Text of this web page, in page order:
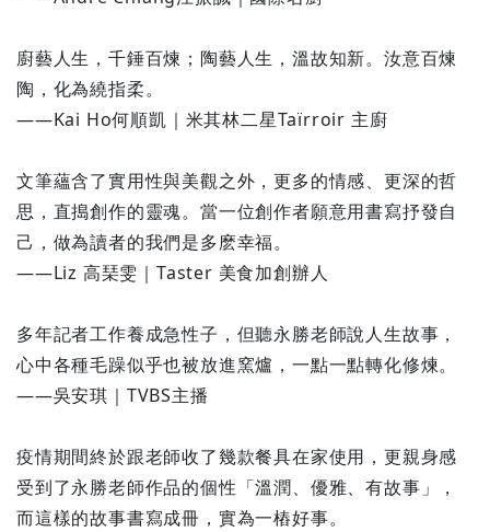
廚藝人生，千錘百煉；陶藝人生，溫故知新。汝意百煉
陶，化為繞指柔。
——Kai Ho何順凱｜米其林二星Taïrroir 主廚
文筆蘊含了實用性與美觀之外，更多的情感、更深的哲
思，直搗創作的靈魂。當一位創作者願意用書寫抒發自
己，做為讀者的我們是多麽幸福。
——Liz 高琹雯｜Taster 美食加創辦人
多年記者工作養成急性子，但聽永勝老師說人生故事，
心中各種毛躁似乎也被放進窯爐，一點一點轉化修煉。
——吳安琪｜TVBS主播
疫情期間終於跟老師收了幾款餐具在家使用，更親身感
受到了永勝老師作品的個性「溫潤、優雅、有故事」，
而這樣的故事書寫成冊，實為一樁好事。